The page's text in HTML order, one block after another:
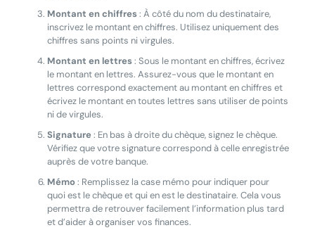
Montant en chiffres: À côté du nom du destinataire,
inscrivez le montant en chiffres. Utilisez uniquement des
chiffres sans points ni virgules.
Montant en lettres: Sous le montant en chiffres, écrivez
le montant en lettres. Assurez-vous que le montant en
lettres correspond exactement au montant en chiffres et
écrivez le montant en toutes lettres sans utiliser de points
ni de virgules.
Signature: En bas à droite du chèque, signez le chèque.
Vérifiez que votre signature correspond à celle enregistrée
auprès de votre banque.
Mémo: Remplissez la case mémo pour indiquer pour
quoi est le chèque et qui en est le destinataire. Cela vous
permettra de retrouver facilement l’information plus tard
et d’aider à organiser vos finances.